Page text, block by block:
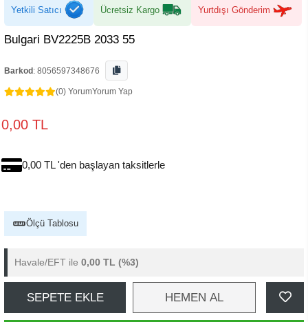
Yetkili Satıcı Ücretsiz Kargo Yurtdışı Gönderim
Bulgari BV2225B 2033 55
Barkod : 8056597348676
(0) YorumYorum Yap
0,00 TL
0,00 TL 'den başlayan taksitlerle
Ölçü Tablosu
Havale/EFT ile 0,00 TL (%3)
SEPETE EKLE HEMEN AL